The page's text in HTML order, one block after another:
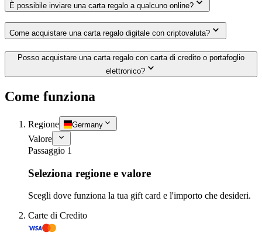
È possibile inviare una carta regalo a qualcuno online?
Come acquistare una carta regalo digitale con criptovaluta?
Posso acquistare una carta regalo con carta di credito o portafoglio
elettronico?
Come funziona
Regione Germany
Valore
Passaggio 1
Seleziona regione e valore
Scegli dove funziona la tua gift card e l'importo che desideri.
Carte di Credito